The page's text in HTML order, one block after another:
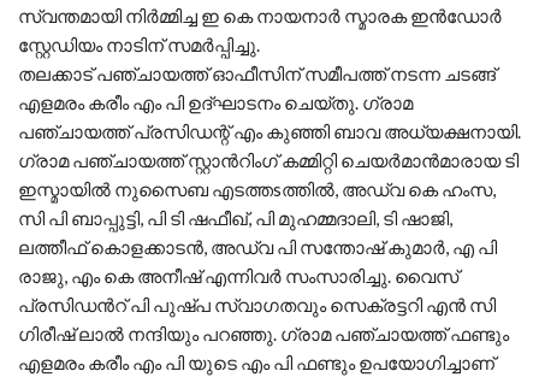
സ്വന്തമായി നിർമ്മിച്ച ഇ കെ നായനാർ സ്മാരക ഇൻഡോർ
സ്റ്റേഡിയം നാടിന് സമർപ്പിച്ചു.
തലക്കാട് പഞ്ചായത്ത് ഓഫീസിന് സമീപത്ത് നടന്ന ചടങ്ങ്
എളമരം കരീം എം പി ഉദ്ഘാടനം ചെയ്തു. ഗ്രാമ
പഞ്ചായത്ത് പ്രസിഡന്റ് എം കുഞ്ഞി ബാവ അധ്യക്ഷനായി.
ഗ്രാമ പഞ്ചായത്ത് സ്റ്റാൻറിംഗ് കമ്മിറ്റി ചെയർമാൻമാരായ ടി
ഇസ്മായിൽ നുസൈബ എടത്തsത്തിൽ, അഡ്വ കെ ഹംസ,
സി പി ബാപ്പുട്ടി, പി ടി ഷഫീഖ്, പി മുഹമ്മദാലി, ടി ഷാജി,
ലത്തീഫ് കൊളക്കാടൻ, അഡ്വ പി സന്തോഷ് കുമാർ, എ പി
രാജു, എം കെ അനീഷ് എന്നിവർ സംസാരിച്ചു. വൈസ്
പ്രസിഡൻറ് പി പുഷ്പ സ്വാഗതവും സെക്രട്ടറി എൻ സി
ഗിരീഷ് ലാൽ നന്ദിയും പറഞ്ഞു. ഗ്രാമ പഞ്ചായത്ത് ഫണ്ടും
എളമരം കരീം എം പി യുടെ എം പി ഫണ്ടും ഉപയോഗിച്ചാണ്